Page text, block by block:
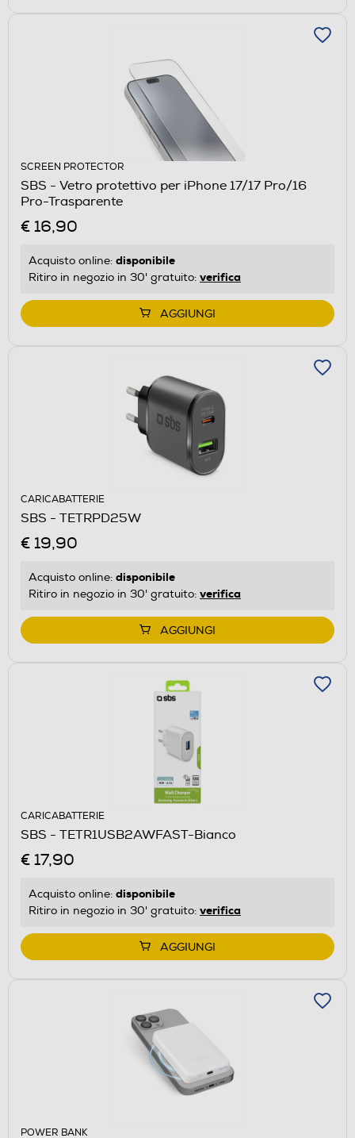
SCREEN PROTECTOR
SBS - Vetro protettivo per iPhone 17/17 Pro/16
Pro-Trasparente
€ 16,90
Acquisto online: disponibile
Ritiro in negozio in 30' gratuito: verifica
AGGIUNGI
CARICABATTERIE
SBS - TETRPD25W
€ 19,90
Acquisto online: disponibile
Ritiro in negozio in 30' gratuito: verifica
AGGIUNGI
CARICABATTERIE
SBS - TETR1USB2AWFAST-Bianco
€ 17,90
Acquisto online: disponibile
Ritiro in negozio in 30' gratuito: verifica
AGGIUNGI
POWER BANK